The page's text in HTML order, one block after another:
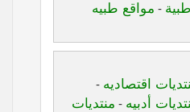
- مواقع طبيه
اقتصاديه -
أدبيه - منتديات